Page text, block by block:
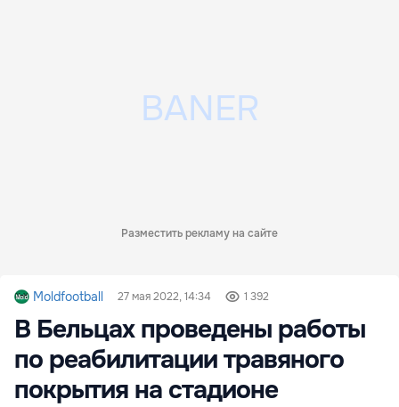
Разместить рекламу на сайте
Moldfootball 27 мая 2022, 14:34 1 392
В Бельцах проведены работы
по реабилитации травяного
покрытия на стадионе